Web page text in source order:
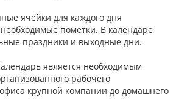
ячейки для каждого дня
пометки. В календаре
праздники и выходные дни.
является необходимым
рабочего
крупной компании до домашнего